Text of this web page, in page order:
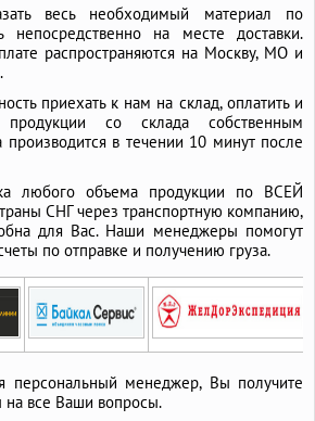
весь необходимый материал по
непосредственно на месте доставки.
распространяются на Москву, МО и
приехать к нам на склад, оплатить и
продукции со склада собственным
производится в течении 10 минут после
любого объема продукции по ВСЕЙ
СНГ через транспортную компанию,
для Вас. Наши менеджеры помогут
по отправке и получению груза.
персональный менеджер, Вы получите
на все Ваши вопросы.